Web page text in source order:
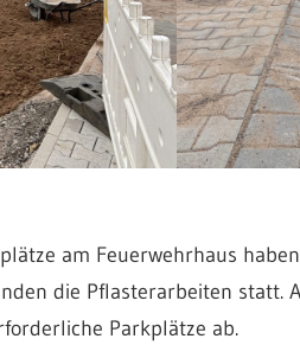
am Feuerwehrhaus
die Pflasterarbeiten statt.
Parkplätze ab.